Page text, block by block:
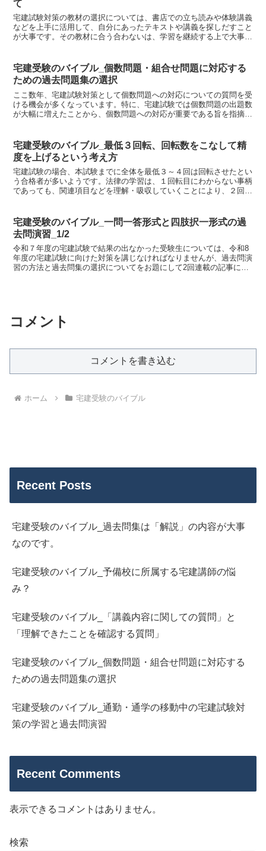
て
宅建試験対策の教材の選択については、書店での立ち読みや体験講義
などを上手に活用して、自分にあったテキストや講義を探しだすこと
が大事です。その教材に合う合わないは、学習を継続する上で大事な
宅建受験のバイブル_個数問題・組合せ問題に対応する
ための過去問題集の選択
ここ数年、宅建試験対策として個数問題への対応についての質問を受
ける機会が多くなっています。特に、宅建試験では個数問題の出題数
が大幅に増えたことから、個数問題への対応が重要である旨を指摘し
宅建受験のバイブル_最低３回転、回転数をこなして精
度を上げるという考え方
宅建試験の場合、本試験までに全体を最低３～４回は回転させたとい
う合格者が多いようです。法律の学習は、１回転目にわからない事柄
であっても、関連項目などを理解・吸収していくことにより、２回転
宅建受験のバイブル_一問一答形式と四肢択一形式の過
去問演習_1/2
令和７年度の宅建試験で結果の出なかった受験生については、令和8
年度の宅建試験に向けた対策を講じなければなりませんが、過去問演
習の方法と過去問集の選択についてをお題にして2回連載の記事にし
コメント
コメントを書き込む
ホーム 宅建受験のバイブル
Recent Posts
宅建受験のバイブル_過去問集は「解説」の内容が大事
なのです。
宅建受験のバイブル_予備校に所属する宅建講師の悩
み？
宅建受験のバイブル_「講義内容に関しての質問」と
「理解できたことを確認する質問」
宅建受験のバイブル_個数問題・組合せ問題に対応する
ための過去問題集の選択
宅建受験のバイブル_通勤・通学の移動中の宅建試験対
策の学習と過去問演習
Recent Comments
表示できるコメントはありません。
検索